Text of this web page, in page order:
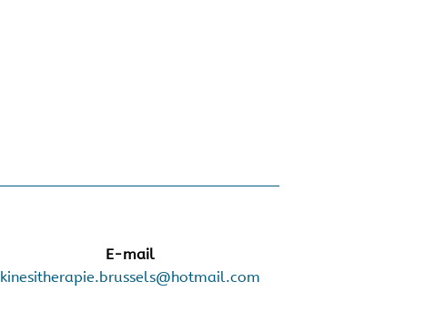
E-mail
kinesitherapie.brussels@hotmail.com